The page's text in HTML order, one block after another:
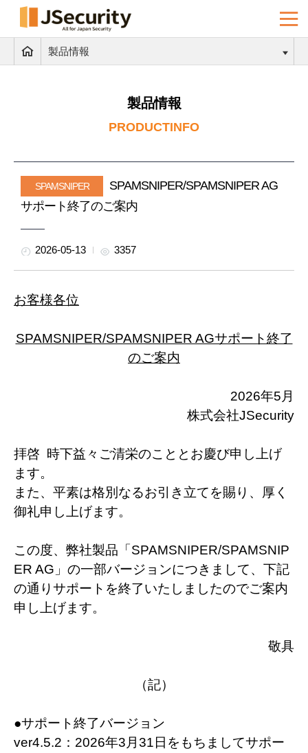
製品情報
製品情報
PRODUCTINFO
SPAMSNIPER
SPAMSNIPER/SPAMSNIPER AG
サポート終了のご案内
2026-05-13 3357
お客様各位
SPAMSNIPER/SPAMSNIPER AGサポート終了
のご案内
2026年5月
株式会社JSecurity
拝啓 時下益々ご清栄のこととお慶び申し上げ
ます。
また、平素は格別なるお引き立てを賜り、厚く
御礼申し上げます。
この度、弊社製品「SPAMSNIPER/SPAMSNIP
ER AG」の一部バージョンにつきまして、下記
の通りサポートを終了いたしましたのでご案内
申し上げます。
敬具
（記）
●サポート終了バージョン
ver4.5.2：2026年3月31日をもちましてサポー